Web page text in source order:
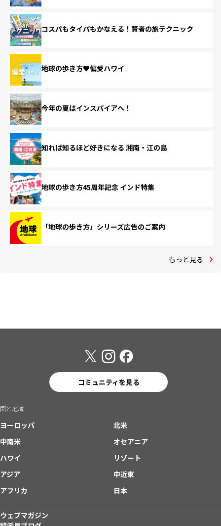
コスパもタイパもかなえる！賢者の旅テクニック
地球の歩き方♥偏愛ハワイ
今年の夏はインスパイアへ！
知れば知るほど好きになる 湘南・江の島
地球の歩き方45周年記念 インド特集
「地球の歩き方」シリーズ広告のご案内
もっと見る
コミュニティを見る
国と地域
ヨーロッパ
北米
中南米
オセアニア
ハワイ
リゾート
アジア
中近東
アフリカ
日本
ウェブマガジン